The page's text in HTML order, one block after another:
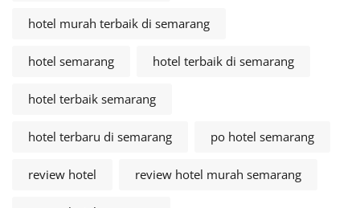
hotel murah terbaik di semarang
hotel semarang hotel terbaik di semarang
hotel terbaik semarang
hotel terbaru di semarang po hotel semarang
review hotel review hotel murah semarang